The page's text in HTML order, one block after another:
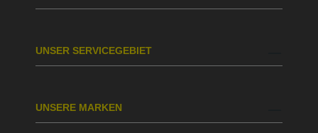
UNSER SERVICEGEBIET
UNSERE MARKEN